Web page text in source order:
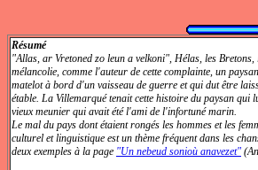
Résumé
"Allas, ar Vretoned zo leun a velkoni", Hélas, les Bretons,
mélancolie, comme l'auteur de cette complainte, un
matelot à bord d'un vaisseau de guerre et qui dut être
étable. La Villemarqué tenait cette histoire du paysan qui
vieux meunier qui avait été l'ami de l'infortuné marin.
Le mal du pays dont étaient rongés les hommes et les
culturel et linguistique est un thème fréquent dans les
deux exemples à la page "Un nebeud sonioù anavezet"